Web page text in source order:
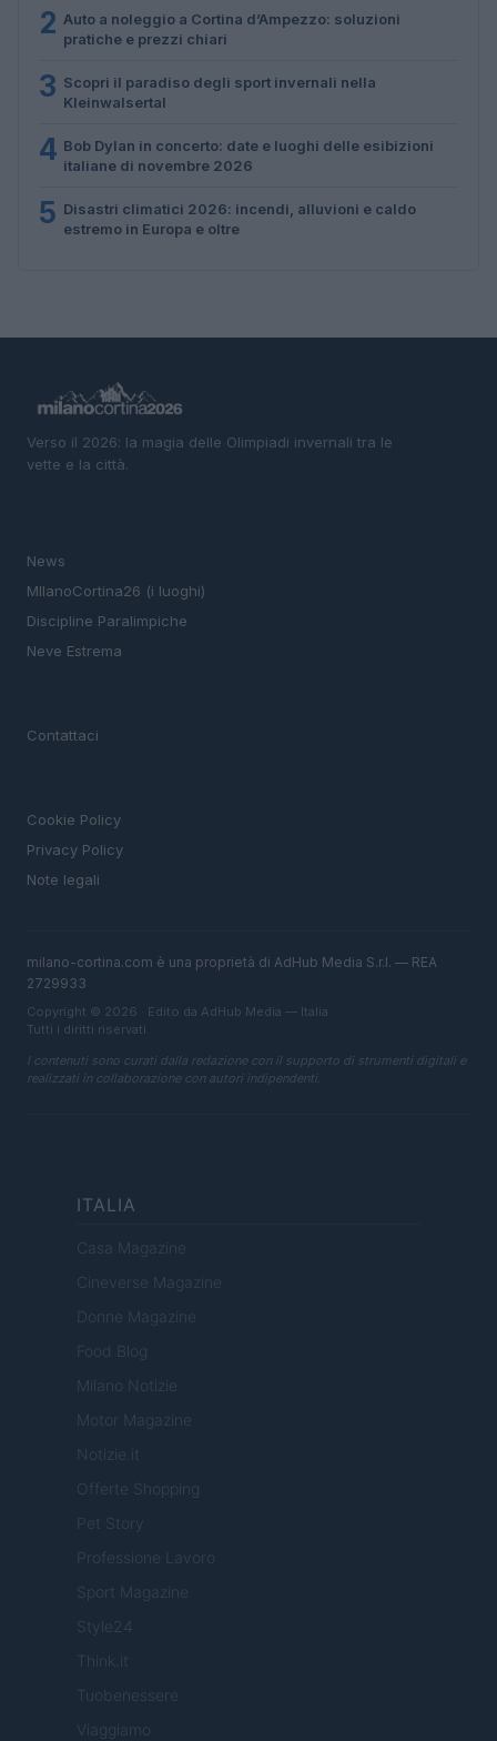
2 Auto a noleggio a Cortina d’Ampezzo: soluzioni
pratiche e prezzi chiari
3 Scopri il paradiso degli sport invernali nella
Kleinwalsertal
4 Bob Dylan in concerto: date e luoghi delle esibizioni
italiane di novembre 2026
5 Disastri climatici 2026: incendi, alluvioni e caldo
estremo in Europa e oltre
Verso il 2026: la magia delle Olimpiadi invernali tra le
vette e la città.
News
MIlanoCortina26 (i luoghi)
Discipline Paralimpiche
Neve Estrema
Contattaci
Cookie Policy
Privacy Policy
Note legali
milano-cortina.com è una proprietà di AdHub Media S.r.l. — REA
2729933
Copyright © 2026 · Edito da AdHub Media — Italia
Tutti i diritti riservati
I contenuti sono curati dalla redazione con il supporto di strumenti digitali e
realizzati in collaborazione con autori indipendenti.
ITALIA
Casa Magazine
Cineverse Magazine
Donne Magazine
Food Blog
Milano Notizie
Motor Magazine
Notizie.it
Offerte Shopping
Pet Story
Professione Lavoro
Sport Magazine
Style24
Think.it
Tuobenessere
Viaggiamo